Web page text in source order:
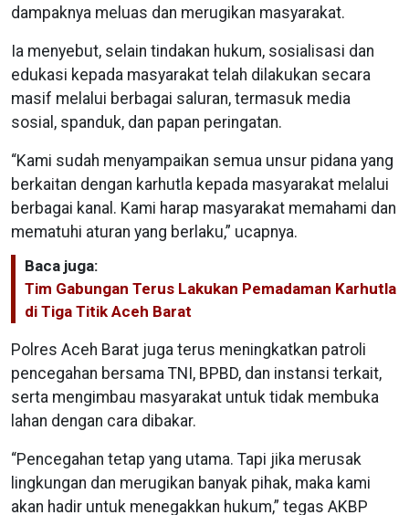
dampaknya meluas dan merugikan masyarakat.
Ia menyebut, selain tindakan hukum, sosialisasi dan
edukasi kepada masyarakat telah dilakukan secara
masif melalui berbagai saluran, termasuk media
sosial, spanduk, dan papan peringatan.
“Kami sudah menyampaikan semua unsur pidana yang
berkaitan dengan karhutla kepada masyarakat melalui
berbagai kanal. Kami harap masyarakat memahami dan
mematuhi aturan yang berlaku,” ucapnya.
Baca juga:
Tim Gabungan Terus Lakukan Pemadaman Karhutla
di Tiga Titik Aceh Barat
Polres Aceh Barat juga terus meningkatkan patroli
pencegahan bersama TNI, BPBD, dan instansi terkait,
serta mengimbau masyarakat untuk tidak membuka
lahan dengan cara dibakar.
“Pencegahan tetap yang utama. Tapi jika merusak
lingkungan dan merugikan banyak pihak, maka kami
akan hadir untuk menegakkan hukum,” tegas AKBP